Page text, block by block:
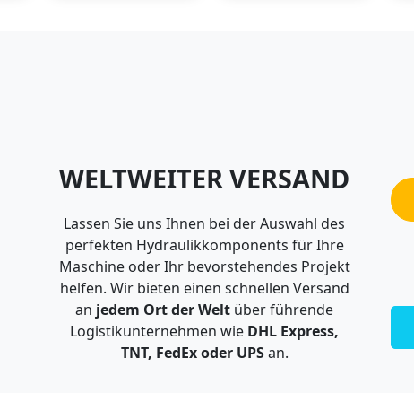
WELTWEITER VERSAND
Lassen Sie uns Ihnen bei der Auswahl des
perfekten Hydraulikkomponents für Ihre
Maschine oder Ihr bevorstehendes Projekt
helfen. Wir bieten einen schnellen Versand
an jedem Ort der Welt über führende
Logistikunternehmen wie DHL Express,
TNT, FedEx oder UPSan.